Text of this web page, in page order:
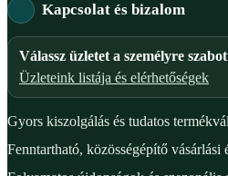
Kapcsolat és bizalom
Válassz üzletet a személyre
Üzleteink listája és elérhetőségek
Gyors kiszolgálás és tudatos
Fenntartható, közösségépítő vásárlási